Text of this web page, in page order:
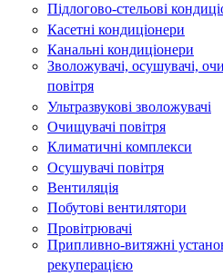
Підлогово-стельові
Касетні кондиціонери
Канальні кондиціонери
Зволожувачі, осушувачі,
повітря
Ультразвукові зволожувачі
Очищувачі повітря
Климатичні комплекси
Осушувачі повітря
Вентиляція
Побутові вентилятори
Провітрювачі
Припливно-витяжні
рекуперацією